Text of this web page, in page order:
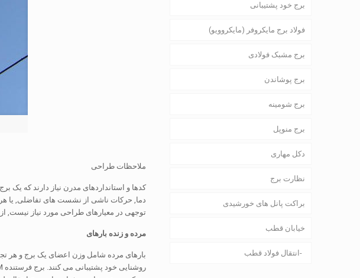
ملاحظات طراحی
کدها و استانداردهای مدرن نیاز دارند که یک
دما, حرکات ناشی از نشست های تفاضلی, یا هر
توجهی در معیارهای طراحی مورد نیاز نیست,
مرده و زنده بارهای
برج خود پشتیبانی
فولاد برج مایکروفر (مایکروویو)
برج مشبک فولادی
برج پوشاندن
برج شومینه
برج منوپل
دکل مهاری
نظارت برج
براکت پانل های خورشیدی
خیابان قطب
انتقال فولاد قطب